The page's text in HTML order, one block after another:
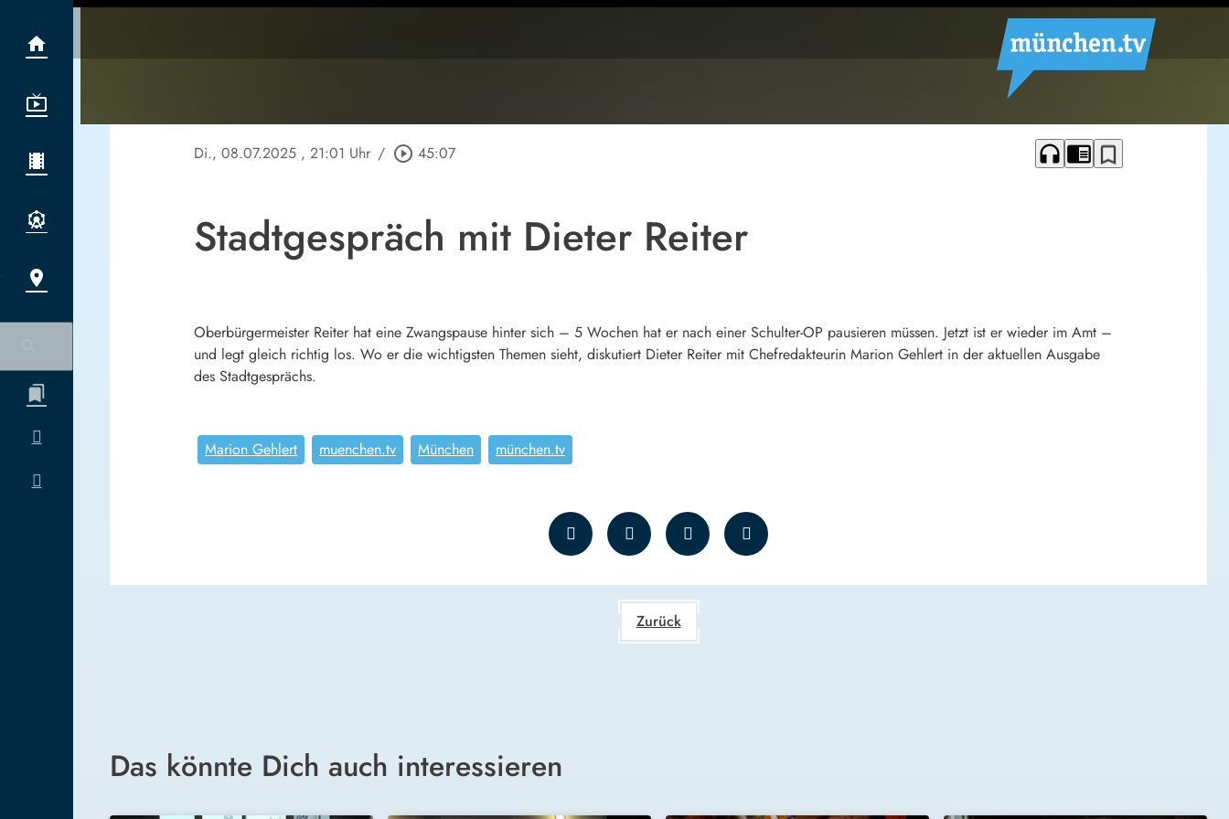
Di., 08.07.2025 , 21:01 Uhr / play_circle_outline 45:07 headphones chrome_reader_mode bookmark_border
Stadtgespräch mit Dieter Reiter
Oberbürgermeister Reiter hat eine Zwangspause hinter sich – 5 Wochen hat er nach einer Schulter-OP pausieren müssen. Jetzt ist er wieder im Amt –
und legt gleich richtig los. Wo er die wichtigsten Themen sieht, diskutiert Dieter Reiter mit Chefredakteurin Marion Gehlert in der aktuellen Ausgabe
des Stadtgesprächs.
Marion Gehlert muenchen.tv München münchen.tv
Zurück
Das könnte Dich auch interessieren